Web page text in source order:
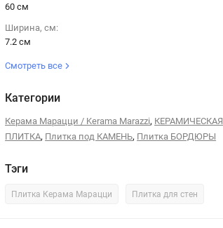
60 см
Ширина, см:
7.2 см
Смотреть все
Категории
Керама Марацци / Kerama Marazzi, КЕРАМИЧЕСКАЯ
ПЛИТКА, Плитка под КАМЕНЬ, Плитка БОРДЮРЫ
Тэги
Плитка Керама Марацци Плитка для стен